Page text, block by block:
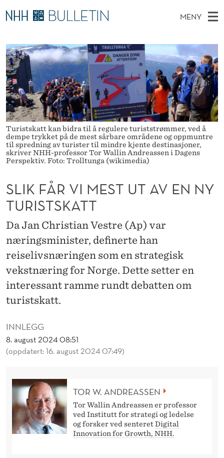
S
L
K
F
Å
R
V
E
T
U
T
A
V
E
N
N
MENY
O
V
E
D
M
E
N
Y
Ø
K
I
N
E
T
T
S
T
E
D
E
T
Stipendiater og nye forskerprofiler
Disputaser
Ekspertutvalg
Om Bulletin
Turistskatt kan bidra til å regulere turiststrømmer, ved å
dempe trykket på de mest sårbare områdene og oppmuntre
til spredning av turister til mindre kjente destinasjoner,
skriver NHH-professor Tor Wallin Andreassen i Dagens
Perspektiv. Foto: Trolltunga (wikimedia)
INNLEGG
8. august 2024 08:51
(oppdatert: 16. august 2024 07:49)
SLIK FÅR VI MEST UT AV EN NY
TURISTSKATT
Da Jan Christian Vestre (Ap) var
næringsminister, definerte han
reiselivsnæringen som en strategisk
vekstnæring for Norge. Dette setter en
interessant ramme rundt debatten om
turistskatt.
TOR W. ANDREASSEN
Tor Wallin Andreassen er professor
ved Institutt for strategi og ledelse
og forsker ved senteretDigital
Innovation for Growth, NHH.